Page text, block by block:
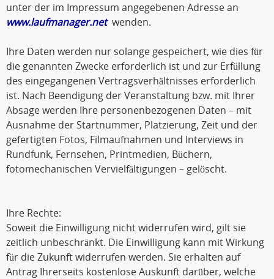
unter der im Impressum angegebenen Adresse an
www.laufmanager.netwenden.
Ihre Daten werden nur solange gespeichert, wie dies für
die genannten Zwecke erforderlich ist und zur Erfüllung
des eingegangenen Vertragsverhältnisses erforderlich
ist. Nach Beendigung der Veranstaltung bzw. mit Ihrer
Absage werden Ihre personenbezogenen Daten – mit
Ausnahme der Startnummer, Platzierung, Zeit und der
gefertigten Fotos, Filmaufnahmen und Interviews in
Rundfunk, Fernsehen, Printmedien, Büchern,
fotomechanischen Vervielfältigungen – gelöscht.
Ihre Rechte:
Soweit die Einwilligung nicht widerrufen wird, gilt sie
zeitlich unbeschränkt. Die Einwilligung kann mit Wirkung
für die Zukunft widerrufen werden. Sie erhalten auf
Antrag Ihrerseits kostenlose Auskunft darüber, welche